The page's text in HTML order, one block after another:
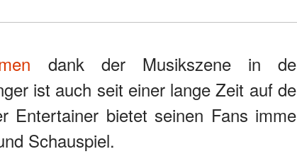
dank der Musikszene in
ist auch seit einer lange Zeit auf
Entertainer bietet seinen Fans
Schauspiel.